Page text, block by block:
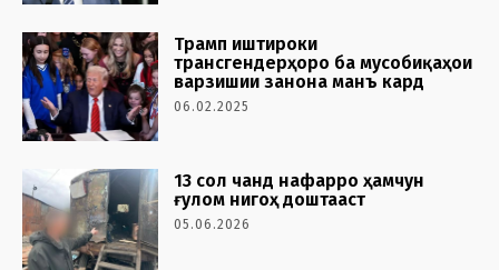
Трамп иштироки
трансгендерҳоро ба мусобиқаҳои
варзишии занона манъ кард
06.02.2025
13 cол чанд нафарро ҳамчун
ғулом нигоҳ доштааст
05.06.2026